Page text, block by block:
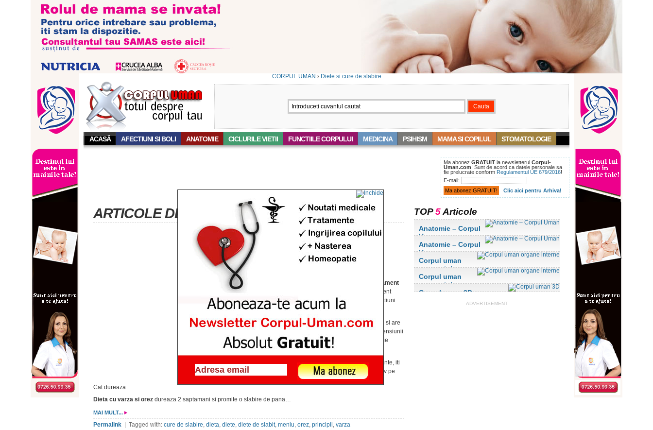
CORPUL UMAN › Diete si cure de slabire
ACASĂ AFECTIUNI SI BOLI ANATOMIE CICLURILE VIETII FUNCTIILE CORPULUI MEDICINA PSIHISM MAMA SI COPILUL STOMATOLOGIE
Ma abonez GRATUIT la newsletterul Corpul-
Uman.com! Sunt de acord ca datele personale sa
fie prelucrate conform Regulamentul UE 679/2016!
E-mail:
Clic aici pentru Arhiva!
ARTICOLE DESPRE ‘OREZ’
Dieta cu varza si orez –
slabesti 7 kg in 14 zile
medicament
. Din cele mai vechi timpuri, acest aliment
minune a fost recomandat in peste 100 de afectiuni
ale organismului, inclusiv cancer.
Orezuleste cel mai consumat aliment din lume si are
si el numeroase
, precum reducerea tensiunii
arteriale, reducerea colesterolului sau o digestie
usoara.
Bazandu-ne pe aceste calitati ale celor 2 alimente, iti
recomandam odieta de slabirebazata exclusiv pe
orez.
Cat dureaza
Dieta cu varza si orez dureaza 2 saptamani si promite o slabire de pana…
MAI MULT...
Permalink | Tagged with: cure de slabire, dieta, diete, diete de slabit, meniu, orez, principii, varza
TOP5Articole
Anatomie – Corpul
Uman
Anatomie – Corpul
Uman
Corpul uman
organe interne
Corpul uman
organe interne
Corpul uman 3D
ADVERTISEMENT